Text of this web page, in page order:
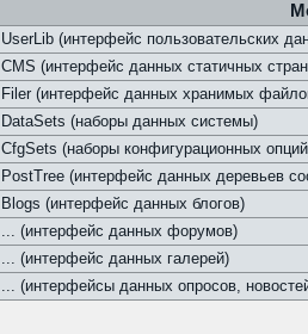
UserLib (интерфейс пользовательских
CMS (интерфейс данных статичных
Filer (интерфейс данных хранимых
DataSets (наборы данных системы)
CfgSets (наборы конфигурационных
PostTree (интерфейс данных деревьев
Blogs (интерфейс данных блогов)
... (интерфейс данных форумов)
... (интерфейс данных галерей)
... (интерфейсы данных опросов,